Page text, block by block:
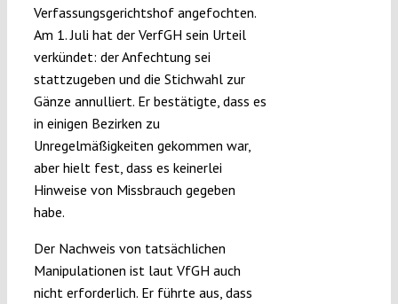
Verfassungsgerichtshof angefochten.
Am 1. Juli hat der VerfGH sein Urteil
verkündet: der Anfechtung sei
stattzugeben und die Stichwahl zur
Gänze annulliert. Er bestätigte, dass es
in einigen Bezirken zu
Unregelmäßigkeiten gekommen war,
aber hielt fest, dass es keinerlei
Hinweise von Missbrauch gegeben
habe.
Der Nachweis von tatsächlichen
Manipulationen ist laut VfGH auch
nicht erforderlich. Er führte aus, dass